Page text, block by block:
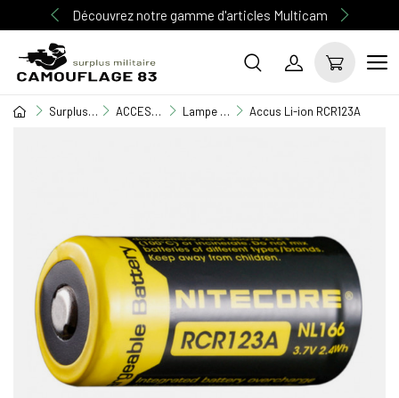
Découvrez notre gamme d'articles Multicam
Surplus Militaire ACCESSOIRE MILITAIRE Lampe torche & Frontale Accus Li-ion RCR123A